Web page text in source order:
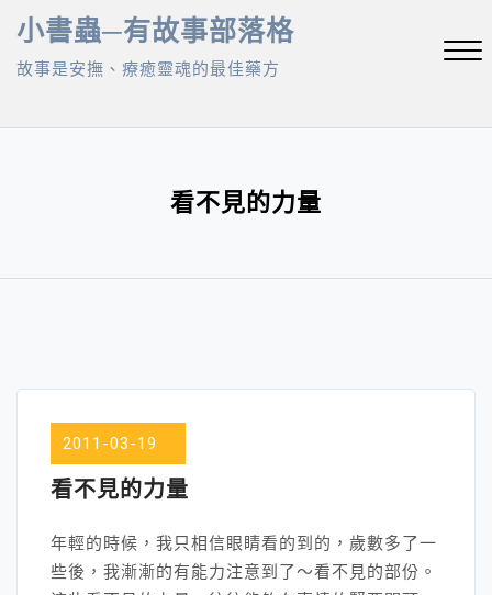
Skip
content
小書蟲─有故事部落格
故事是安撫、療癒靈魂的最佳藥方
看不見的力量
2011-03-19
看不見的力量
年輕的時候，我只相信眼睛看的到的，歲數多了一
些後，我漸漸的有能力注意到了～看不見的部份。